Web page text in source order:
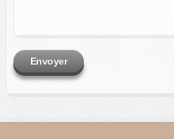
Envoyer